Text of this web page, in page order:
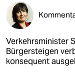
Verkehrsminister
Bürgersteigen
konsequent